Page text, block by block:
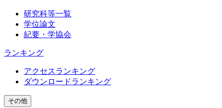
研究科等一覧
学位論文
紀要・学協会
ランキング
アクセスランキング
ダウンロードランキング
その他